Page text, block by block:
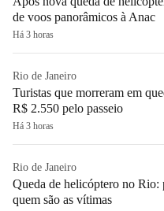
de voos panorâmicos à Anac
Há 3 horas
Rio de Janeiro
Turistas que morreram em
R$ 2.550 pelo passeio
Há 3 horas
Rio de Janeiro
Queda de helicóptero no
quem são as vítimas